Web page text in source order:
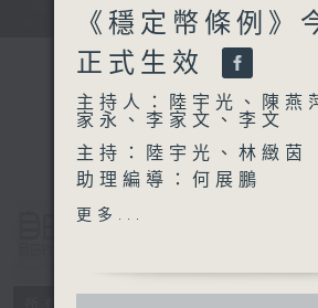
聲音更立體 意見
《穩定幣條例》
正式生效
主持人：陸宇光、陳燕
家永、李家文、李文
主持：陸宇光、林緻茵
助理編導：何展鵬
高級編導：李以莊
更多...